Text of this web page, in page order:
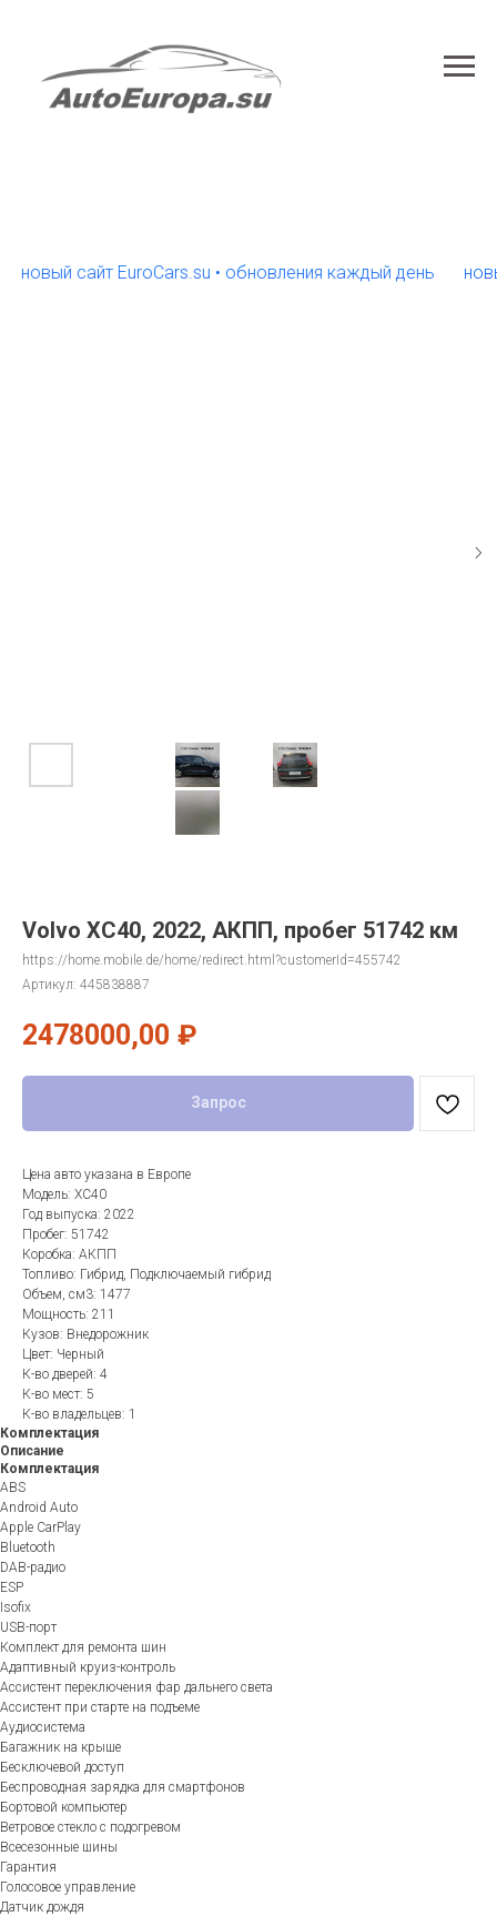
сайт EuroCars.su • обновления каждый день новый
Volvo XC40, 2022, АКПП, пробег 51742 км
https://home.mobile.de/home/redirect.html?customerId=455742
Артикул: 445838887
2478000,00 ₽
Запрос
Цена авто указана в Европе
Модель: XC40
Год выпуска: 2022
Пробег: 51742
Коробка: АКПП
Топливо: Гибрид, Подключаемый гибрид
Объем, см3: 1477
Мощность: 211
Кузов: Внедорожник
Цвет: Черный
К-во дверей: 4
К-во мест: 5
К-во владельцев: 1
Комплектация
Описание
Комплектация
ABS
Android Auto
Apple CarPlay
Bluetooth
DAB-радио
ESP
Isofix
USB-порт
Комплект для ремонта шин
Адаптивный круиз-контроль
Ассистент переключения фар дальнего света
Ассистент при старте на подъеме
Аудиосистема
Багажник на крыше
Бесключевой доступ
Беспроводная зарядка для смартфонов
Бортовой компьютер
Ветровое стекло с подогревом
Всесезонные шины
Гарантия
Голосовое управление
Датчик дождя